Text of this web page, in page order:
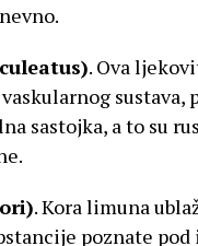
. Ova
sastojka, a to su
. Kora limuna
poznate